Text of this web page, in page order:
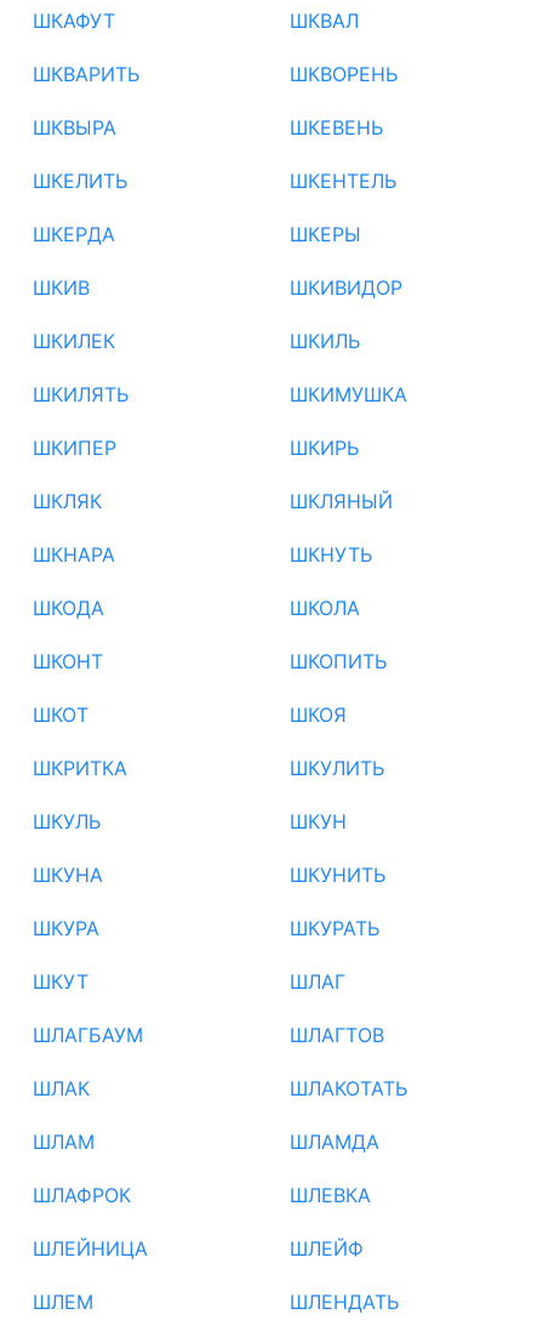
ШКАФУТ ШКВАЛ
ШКВАРИТЬ ШКВОРЕНЬ
ШКВЫРА ШКЕВЕНЬ
ШКЕЛИТЬ ШКЕНТЕЛЬ
ШКЕРДА ШКЕРЫ
ШКИВ ШКИВИДОР
ШКИЛЕК ШКИЛЬ
ШКИЛЯТЬ ШКИМУШКА
ШКИПЕР ШКИРЬ
ШКЛЯК ШКЛЯНЫЙ
ШКНАРА ШКНУТЬ
ШКОДА ШКОЛА
ШКОНТ ШКОПИТЬ
ШКОТ ШКОЯ
ШКРИТКА ШКУЛИТЬ
ШКУЛЬ ШКУН
ШКУНА ШКУНИТЬ
ШКУРА ШКУРАТЬ
ШКУТ ШЛАГ
ШЛАГБАУМ ШЛАГТОВ
ШЛАК ШЛАКОТАТЬ
ШЛАМ ШЛАМДА
ШЛАФРОК ШЛЕВКА
ШЛЕЙНИЦА ШЛЕЙФ
ШЛЕМ ШЛЕНДАТЬ